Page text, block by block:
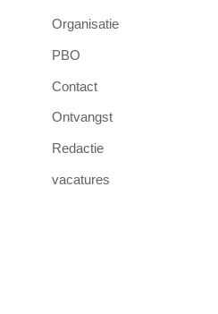
Organisatie
PBO
Contact
Ontvangst
Redactie
vacatures